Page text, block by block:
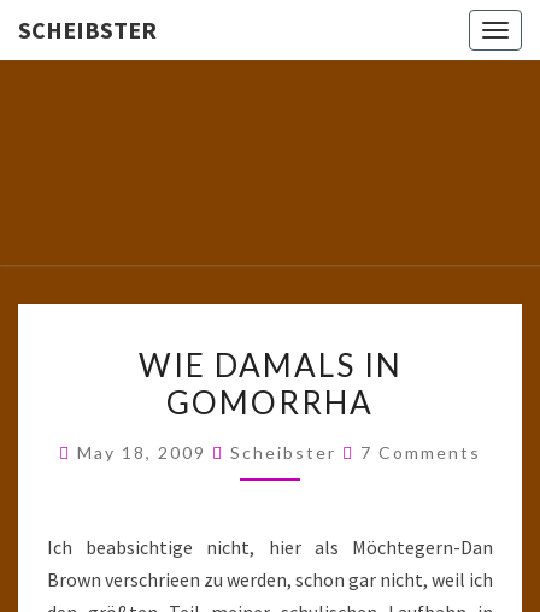
SCHEIBSTER
School!
DAMALS
IN
WIE DAMALS IN
GOMORRHA
May 18, 2009 Scheibster Comments
7 Comments
Ich beabsichtige nicht, hier als Möchtegern-Dan
Brown verschrieen zu werden, schon gar nicht, weil ich